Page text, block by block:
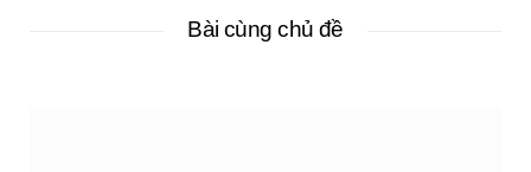
Bài cùng chủ đề